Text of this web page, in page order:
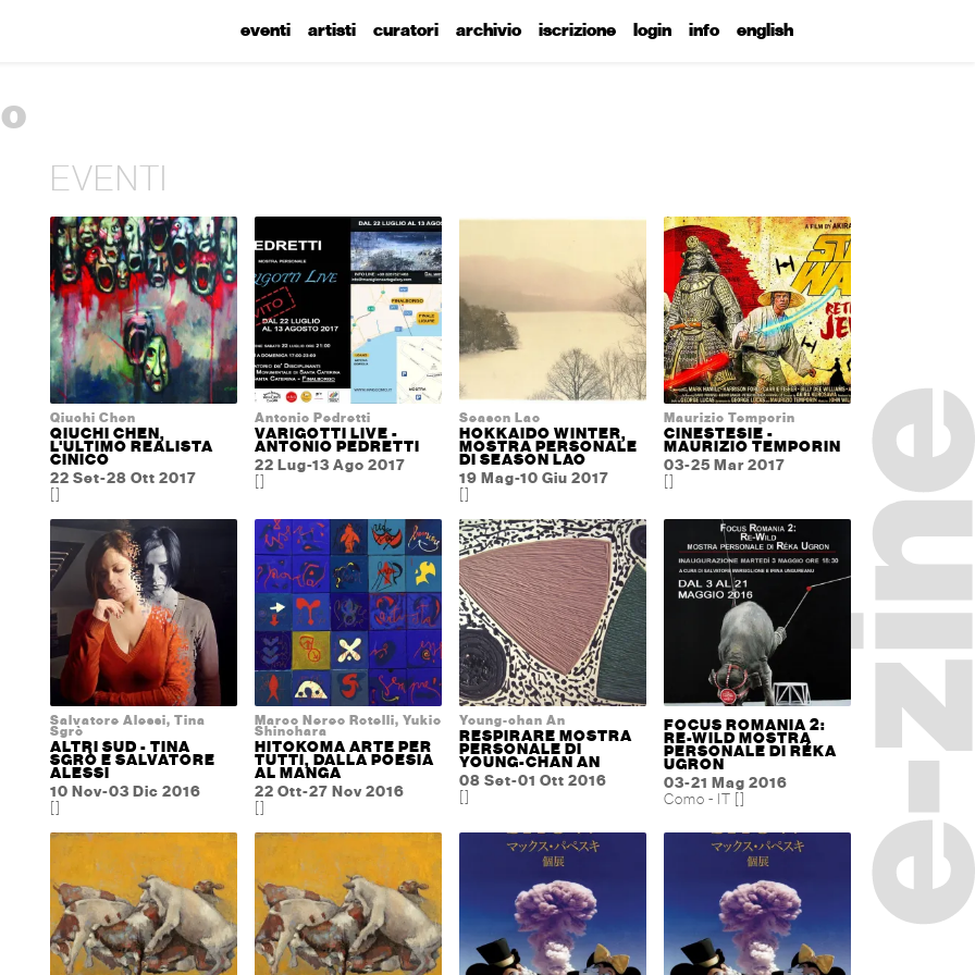
eventi artisti curatori archivio iscrizione login info english
EVENTI
Qiuchi Chen
QIUCHI CHEN,
L'ULTIMO REALISTA
CINICO
22 Set-28 Ott 2017
[]
Antonio Pedretti
VARIGOTTI LIVE -
ANTONIO PEDRETTI
22 Lug-13 Ago 2017
[]
Season Lao
HOKKAIDO WINTER,
MOSTRA PERSONALE
DI SEASON LAO
19 Mag-10 Giu 2017
[]
Maurizio Temporin
CINESTESIE -
MAURIZIO TEMPORIN
03-25 Mar 2017
[]
Salvatore Alessi, Tina
Sgrò
ALTRI SUD - TINA
SGRÒ E SALVATORE
ALESSI
10 Nov-03 Dic 2016
[]
Marco Nereo Rotelli, Yukio
Shinohara
HITOKOMA ARTE PER
TUTTI, DALLA POESIA
AL MANGA
22 Ott-27 Nov 2016
[]
Young-chan An
RESPIRARE MOSTRA
PERSONALE DI
YOUNG-CHAN AN
08 Set-01 Ott 2016
[]
FOCUS ROMANIA 2:
RE-WILD MOSTRA
PERSONALE DI RÉKA
UGRON
03-21 Mag 2016
Como - IT []